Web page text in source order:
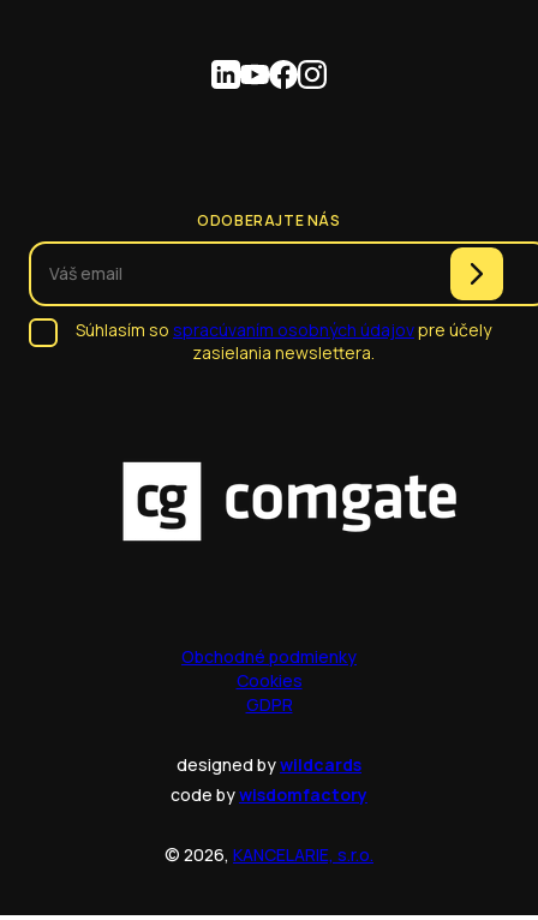
ODOBERAJTE NÁS
Súhlasím so spracúvaním osobných údajovpre účely
zasielania newslettera.
Obchodné podmienky
Cookies
GDPR
designed bywildcards
code bywisdomfactory
© 2026, KANCELARIE, s.r.o.